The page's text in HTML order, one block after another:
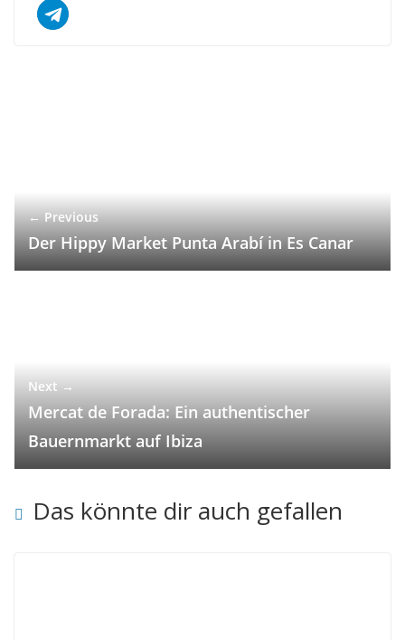
← Previous
Der Hippy Market Punta Arabí in Es Canar
Next →
Mercat de Forada: Ein authentischer
Bauernmarkt auf Ibiza
Das könnte dir auch gefallen